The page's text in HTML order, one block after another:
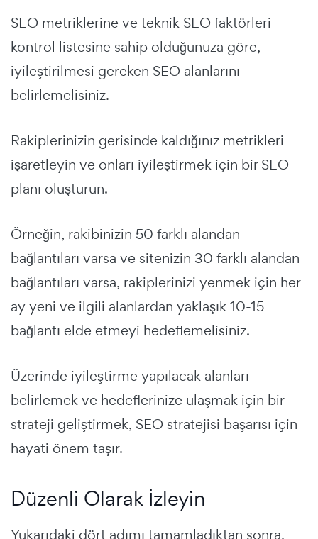
SEO metriklerine ve teknik SEO faktörleri
kontrol listesine sahip olduğunuza göre,
iyileştirilmesi gereken SEO alanlarını
belirlemelisiniz.
Rakiplerinizin gerisinde kaldığınız metrikleri
işaretleyin ve onları iyileştirmek için bir SEO
planı oluşturun.
Örneğin, rakibinizin 50 farklı alandan
bağlantıları varsa ve sitenizin 30 farklı alandan
bağlantıları varsa, rakiplerinizi yenmek için her
ay yeni ve ilgili alanlardan yaklaşık 10-15
bağlantı elde etmeyi hedeflemelisiniz.
Üzerinde iyileştirme yapılacak alanları
belirlemek ve hedeflerinize ulaşmak için bir
strateji geliştirmek, SEO stratejisi başarısı için
hayati önem taşır.
Düzenli Olarak İzleyin
Yukarıdaki dört adımı tamamladıktan sonra,